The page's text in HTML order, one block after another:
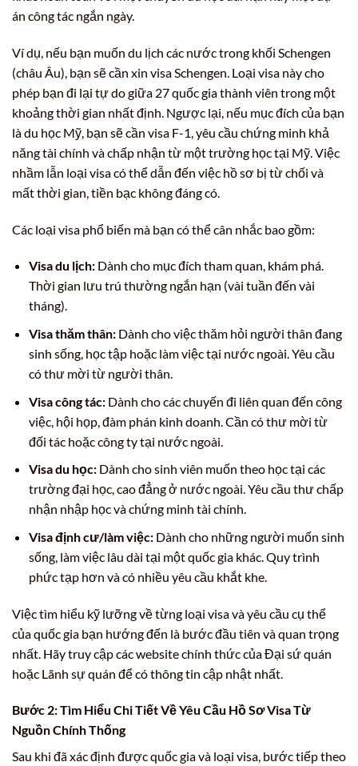
án công tác ngắn ngày.
Ví dụ, nếu bạn muốn du lịch các nước trong khối Schengen
(châu Âu), bạn sẽ cần xin visa Schengen. Loại visa này cho
phép bạn đi lại tự do giữa 27 quốc gia thành viên trong một
khoảng thời gian nhất định. Ngược lại, nếu mục đích của bạn
là du học Mỹ, bạn sẽ cần visa F-1, yêu cầu chứng minh khả
năng tài chính và chấp nhận từ một trường học tại Mỹ. Việc
nhầm lẫn loại visa có thể dẫn đến việc hồ sơ bị từ chối và
mất thời gian, tiền bạc không đáng có.
Các loại visa phổ biến mà bạn có thể cân nhắc bao gồm:
Visa du lịch:Dành cho mục đích tham quan, khám phá.
Thời gian lưu trú thường ngắn hạn (vài tuần đến vài
tháng).
Visa thăm thân:Dành cho việc thăm hỏi người thân đang
sinh sống, học tập hoặc làm việc tại nước ngoài. Yêu cầu
có thư mời từ người thân.
Visa công tác:Dành cho các chuyến đi liên quan đến công
việc, hội họp, đàm phán kinh doanh. Cần có thư mời từ
đối tác hoặc công ty tại nước ngoài.
Visa du học:Dành cho sinh viên muốn theo học tại các
trường đại học, cao đẳng ở nước ngoài. Yêu cầu thư chấp
nhận nhập học và chứng minh tài chính.
Visa định cư/làm việc:Dành cho những người muốn sinh
sống, làm việc lâu dài tại một quốc gia khác. Quy trình
phức tạp hơn và có nhiều yêu cầu khắt khe.
Việc tìm hiểu kỹ lưỡng về từng loại visa và yêu cầu cụ thể
của quốc gia bạn hướng đến là bước đầu tiên và quan trọng
nhất. Hãy truy cập các website chính thức của Đại sứ quán
hoặc Lãnh sự quán để có thông tin cập nhật nhất.
Bước 2: Tìm Hiểu Chi Tiết Về Yêu Cầu Hồ Sơ Visa Từ
Nguồn Chính Thống
Sau khi đã xác định được quốc gia và loại visa, bước tiếp theo